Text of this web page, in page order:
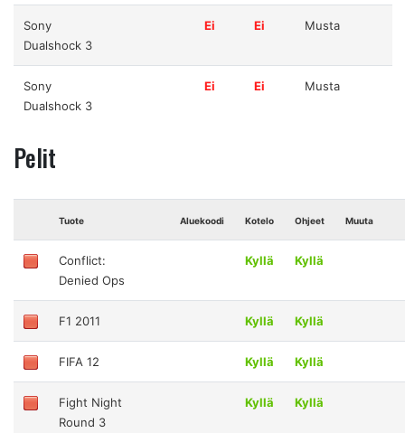
Sony
Dualshock 3
Ei Ei Musta
Sony
Dualshock 3
Ei Ei Musta
Pelit
Tuote Aluekoodi Kotelo Ohjeet Muuta
Conflict:
Denied Ops
Kyllä Kyllä
F1 2011 Kyllä Kyllä
FIFA 12 Kyllä Kyllä
Fight Night
Round 3
Kyllä Kyllä